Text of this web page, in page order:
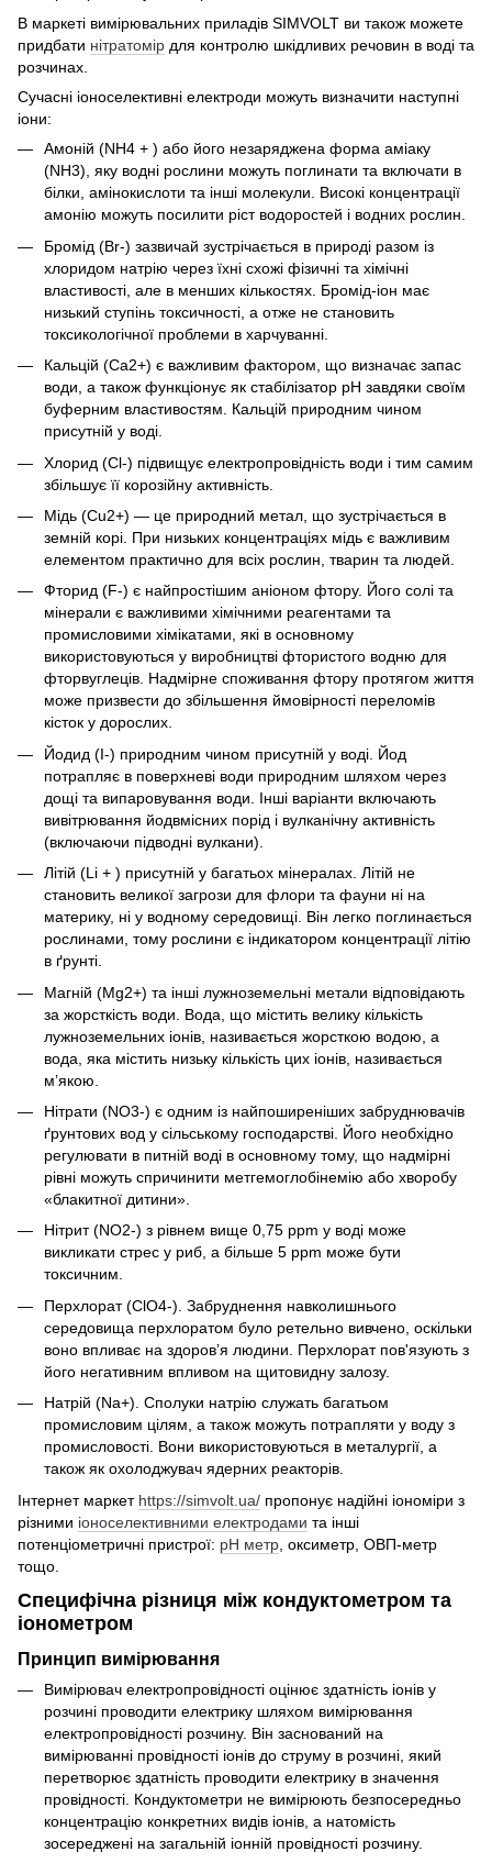
В маркеті вимірювальних приладів SIMVOLT ви також можете
придбати нітратомір для контролю шкідливих речовин в воді та
розчинах.
Сучасні іоноселективні електроди можуть визначити наступні
іони:
Амоній (NH4 + ) або його незаряджена форма аміаку
(NH3), яку водні рослини можуть поглинати та включати в
білки, амінокислоти та інші молекули. Високі концентрації
амонію можуть посилити ріст водоростей і водних рослин.
Бромід (Br-) зазвичай зустрічається в природі разом із
хлоридом натрію через їхні схожі фізичні та хімічні
властивості, але в менших кількостях. Бромід-іон має
низький ступінь токсичності, а отже не становить
токсикологічної проблеми в харчуванні.
Кальцій (Ca2+) є важливим фактором, що визначає запас
води, а також функціонує як стабілізатор pH завдяки своїм
буферним властивостям. Кальцій природним чином
присутній у воді.
Хлорид (Cl-) підвищує електропровідність води і тим самим
збільшує її корозійну активність.
Мідь (Cu2+) — це природний метал, що зустрічається в
земній корі. При низьких концентраціях мідь є важливим
елементом практично для всіх рослин, тварин та людей.
Фторид (F-) є найпростішим аніоном фтору. Його солі та
мінерали є важливими хімічними реагентами та
промисловими хімікатами, які в основному
використовуються у виробництві фтористого водню для
фторвуглеців. Надмірне споживання фтору протягом життя
може призвести до збільшення ймовірності переломів
кісток у дорослих.
Йодид (I-) природним чином присутній у воді. Йод
потрапляє в поверхневі води природним шляхом через
дощі та випаровування води. Інші варіанти включають
вивітрювання йодвмісних порід і вулканічну активність
(включаючи підводні вулкани).
Літій (Li + ) присутній у багатьох мінералах. Літій не
становить великої загрози для флори та фауни ні на
материку, ні у водному середовищі. Він легко поглинається
рослинами, тому рослини є індикатором концентрації літію
в ґрунті.
Магній (Mg2+) та інші лужноземельні метали відповідають
за жорсткість води. Вода, що містить велику кількість
лужноземельних іонів, називається жорсткою водою, а
вода, яка містить низьку кількість цих іонів, називається
м’якою.
Нітрати (NO3-) є одним із найпоширеніших забруднювачів
ґрунтових вод у сільському господарстві. Його необхідно
регулювати в питній воді в основному тому, що надмірні
рівні можуть спричинити метгемоглобінемію або хворобу
«блакитної дитини».
Нітрит (NO2-) з рівнем вище 0,75 ppm у воді може
викликати стрес у риб, а більше 5 ppm може бути
токсичним.
Перхлорат (ClO4-). Забруднення навколишнього
середовища перхлоратом було ретельно вивчено, оскільки
воно впливає на здоров’я людини. Перхлорат пов'язують з
його негативним впливом на щитовидну залозу.
Натрій (Na+). Сполуки натрію служать багатьом
промисловим цілям, а також можуть потрапляти у воду з
промисловості. Вони використовуються в металургії, а
також як охолоджувач ядерних реакторів.
Інтернет маркет https://simvolt.ua/ пропонує надійні іономіри з
різними іоноселективними електродами та інші
потенціометричні пристрої: рН метр , оксиметр, ОВП-метр
тощо.
Специфічна різниця між кондуктометром та
іонометром
Принцип вимірювання
Вимірювач електропровідності оцінює здатність іонів у
розчині проводити електрику шляхом вимірювання
електропровідності розчину. Він заснований на
вимірюванні провідності іонів до струму в розчині, який
перетворює здатність проводити електрику в значення
провідності. Кондуктометри не вимірюють безпосередньо
концентрацію конкретних видів іонів, а натомість
зосереджені на загальній іонній провідності розчину.